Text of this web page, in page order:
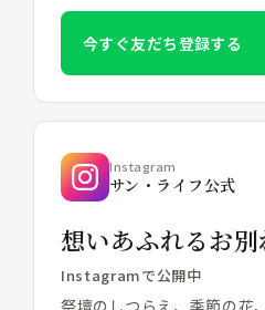
今すぐ友だち登録する
Instagram
サン・ライフ公式
想いあふれるお
Instagramで公開中
祭壇のしつらえ、季節の花